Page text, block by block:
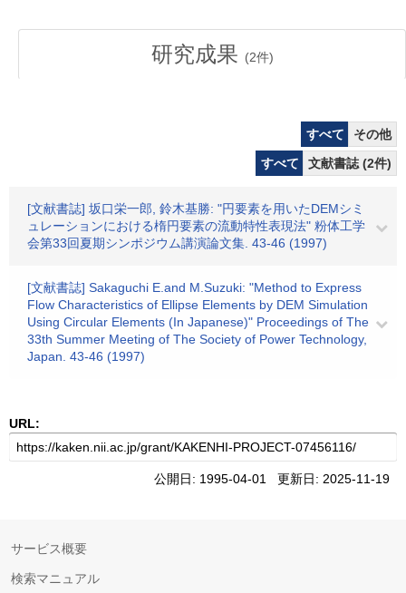
研究成果 (2件)
すべて
その他
すべて
文献書誌 (2件)
[文献書誌] 坂口栄一郎, 鈴木基勝: "円要素を用いたDEMシミ
ュレーションにおける楕円要素の流動特性表現法" 粉体工学
会第33回夏期シンポジウム講演論文集. 43-46 (1997)
[文献書誌] Sakaguchi E.and M.Suzuki: "Method to Express
Flow Characteristics of Ellipse Elements by DEM Simulation
Using Circular Elements (In Japanese)" Proceedings of The
33th Summer Meeting of The Society of Power Technology,
Japan. 43-46 (1997)
URL:
公開日: 1995-04-01 更新日: 2025-11-19
サービス概要
検索マニュアル